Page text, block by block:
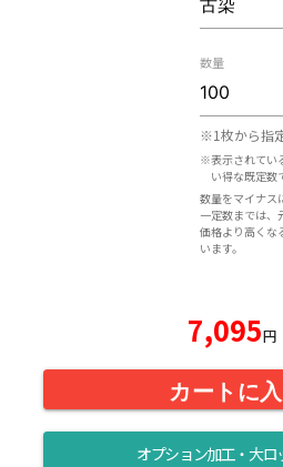
数量
※1枚から指
※表示されてい
い得な既定数
数量をマイナス
一定数までは、
価格より高くな
います。
7,095円
カートに
オプション加工・大ロ